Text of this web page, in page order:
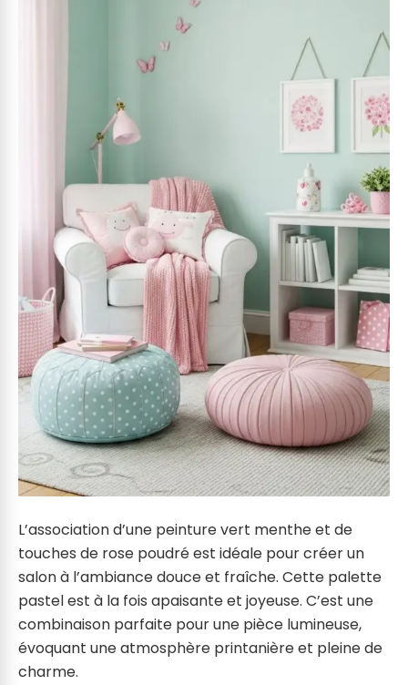
L’association d’une peinture vert menthe et de
touches de rose poudré est idéale pour créer un
salon à l’ambiance douce et fraîche. Cette palette
pastel est à la fois apaisante et joyeuse. C’est une
combinaison parfaite pour une pièce lumineuse,
évoquant une atmosphère printanière et pleine de
charme.